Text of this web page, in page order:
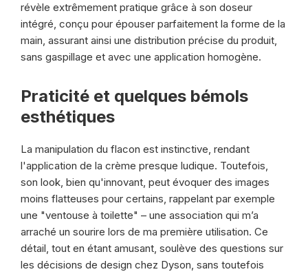
révèle extrêmement pratique grâce à son doseur
intégré, conçu pour épouser parfaitement la forme de la
main, assurant ainsi une distribution précise du produit,
sans gaspillage et avec une application homogène.
Praticité et quelques bémols
esthétiques
La manipulation du flacon est instinctive, rendant
l'application de la crème presque ludique. Toutefois,
son look, bien qu'innovant, peut évoquer des images
moins flatteuses pour certains, rappelant par exemple
une "ventouse à toilette" – une association qui m’a
arraché un sourire lors de ma première utilisation. Ce
détail, tout en étant amusant, soulève des questions sur
les décisions de design chez Dyson, sans toutefois